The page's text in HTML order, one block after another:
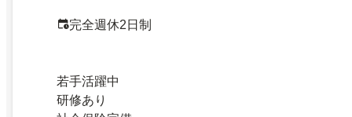
完全週休2日制
若手活躍中
研修あり